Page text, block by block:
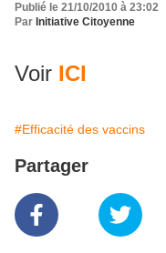
Publié le 21/10/2010 à 23:02
Par Initiative Citoyenne
Voir ICI
#Efficacité des vaccins
Partager